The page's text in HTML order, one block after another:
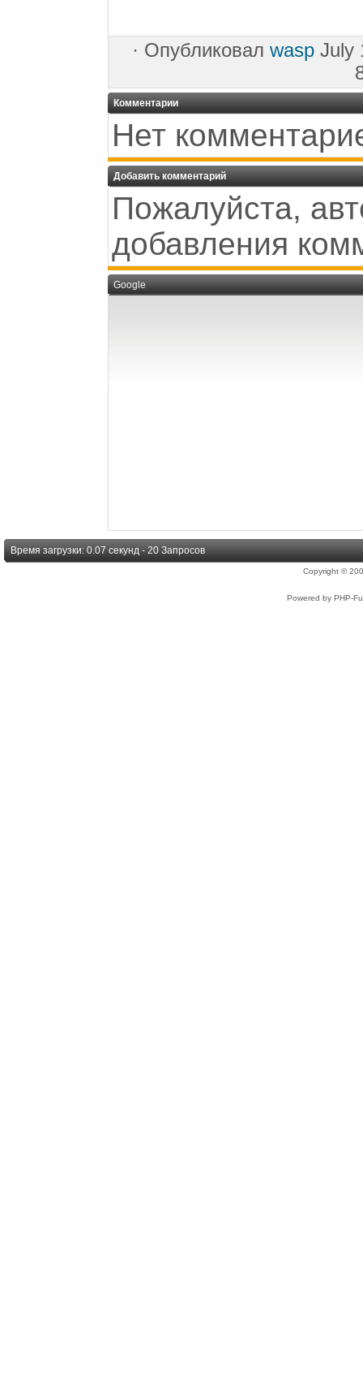
· Опубликовал wasp July
Комментарии
Нет
Добавить комментарий
Пожалуйста,
добавления
Google
Время загрузки: 0.07 секунд - 20 Запросов
Copyright ©
Powered by PHP-